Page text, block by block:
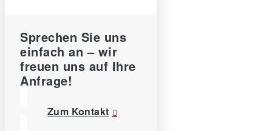
Sprechen Sie uns
einfach an – wir
freuen uns auf Ihre
Anfrage!
Zum Kontakt